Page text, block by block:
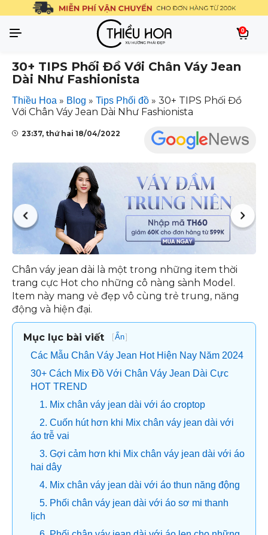
0
30+ TIPS Phối Đồ Với Chân Váy Jean
Dài Như Fashionista
Thiều Hoa » Blog » Tips Phối đồ » 30+ TIPS Phối Đồ
Với Chân Váy Jean Dài Như Fashionista
23:37, thứ hai 18/04/2022
Chân váy jean dài là một trong những item thời
trang cực Hot cho những cô nàng sành Model.
Item này mang vẻ đẹp vô cùng trẻ trung, năng
động và hiện đại.
Mục lục bài viết [Ẩn]
Các Mẫu Chân Váy Jean Hot Hiện Nay Năm 2024
30+ Cách Mix Đồ Với Chân Váy Jean Dài Cực
HOT TREND
1. Mix chân váy jean dài với áo croptop
2. Cuốn hút hơn khi Mix chân váy jean dài với
áo trễ vai
3. Gợi cảm hơn khi Mix chân váy jean dài với áo
hai dây
4. Mix chân váy jean dài với áo thun năng động
5. Phối chân váy jean dài với áo sơ mi thanh
lịch